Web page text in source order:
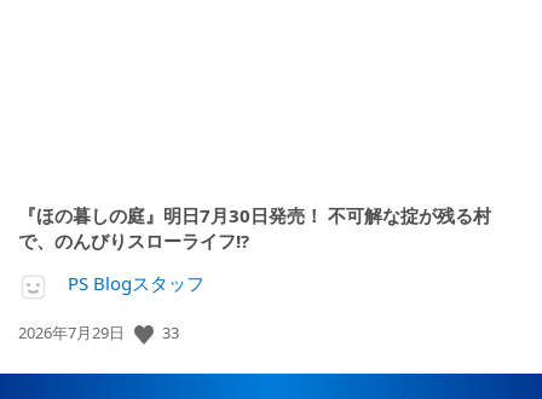
『ほの暮しの庭』明日7月30日発売！ 不可解な掟が残る村
で、のんびりスローライフ!?
PS Blogスタッフ
公
日:
2026年7月29日 33